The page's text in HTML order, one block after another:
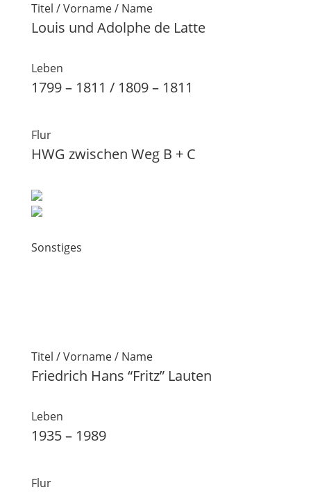
Titel / Vorname / Name
Louis und Adolphe de Latte
Leben
1799 – 1811 / 1809 – 1811
Flur
HWG zwischen Weg B + C
Sonstiges
Titel / Vorname / Name
Friedrich Hans “Fritz” Lauten
Leben
1935 – 1989
Flur